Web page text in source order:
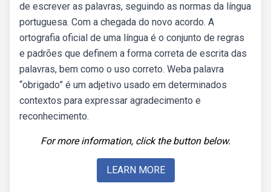
de escrever as palavras, seguindo as normas da língua
portuguesa. Com a chegada do novo acordo. A
ortografia oficial de uma língua é o conjunto de regras
e padrões que definem a forma correta de escrita das
palavras, bem como o uso correto. Weba palavra
“obrigado” é um adjetivo usado em determinados
contextos para expressar agradecimento e
reconhecimento.
For more information, click the button below.
LEARN MORE